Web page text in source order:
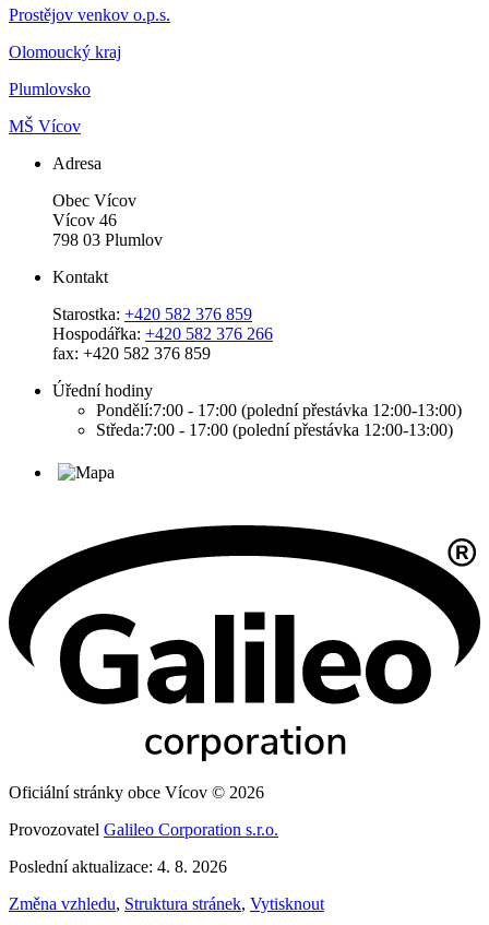
Prostějov venkov o.p.s.
Olomoucký kraj
Plumlovsko
MŠ Vícov
Adresa
Obec Vícov
Vícov 46
798 03 Plumlov
Kontakt
Starostka: +420 582 376 859
Hospodářka: +420 582 376 266
fax: +420 582 376 859
Úřední hodiny
Pondělí:7:00 - 17:00 (polední přestávka 12:00-13:00)
Středa:7:00 - 17:00 (polední přestávka 12:00-13:00)
Oficiální stránky obce Vícov © 2026
Provozovatel Galileo Corporation s.r.o.
Poslední aktualizace: 4. 8. 2026
Změna vzhledu, Struktura stránek, Vytisknout